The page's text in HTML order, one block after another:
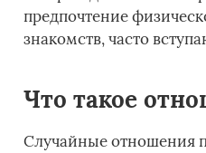
предпочтение
знакомств, часто
Что такое
Случайные отношения